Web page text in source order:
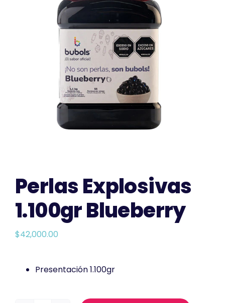
CONTACTO
Perlas Explosivas
1.100gr Blueberry
$42,000.00
Presentación 1.100gr